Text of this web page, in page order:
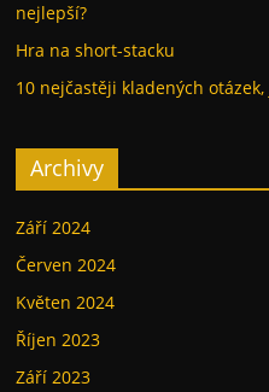
nejlepší?
Hra na short-stacku
10 nejčastěji kladených
Archivy
Září 2024
Červen 2024
Květen 2024
Říjen 2023
Září 2023